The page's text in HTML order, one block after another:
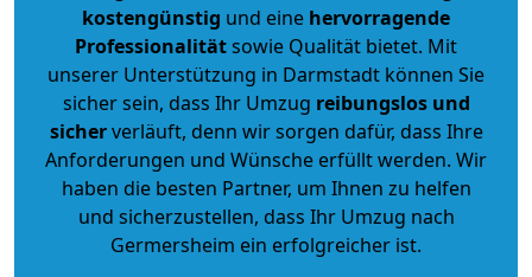
kostengünstig und eine hervorragende
Professionalitätsowie Qualität bietet. Mit
unserer Unterstützung in Darmstadt können Sie
sicher sein, dass Ihr Umzug reibungslos und
sicherverläuft, denn wir sorgen dafür, dass Ihre
Anforderungen und Wünsche erfüllt werden. Wir
haben die besten Partner, um Ihnen zu helfen
und sicherzustellen, dass Ihr Umzug nach
Germersheim ein erfolgreicher ist.